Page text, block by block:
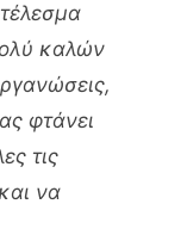
καλών
φτάνει
τις
να